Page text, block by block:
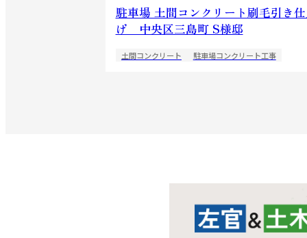
駐車場 土間コンクリート刷毛引き
げ 中央区三島町 S様邸
土間コンクリート 駐車場コンクリート工事